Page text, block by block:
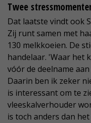
Twee
Dat laatste vindt ook
Zij runt samen met
130 melkkoeien. De
handelaar. 'Waar het
vóór de deelname
Daarin ben ik zeker
is interessant om te
vleeskalverhouder
is toch anders dan